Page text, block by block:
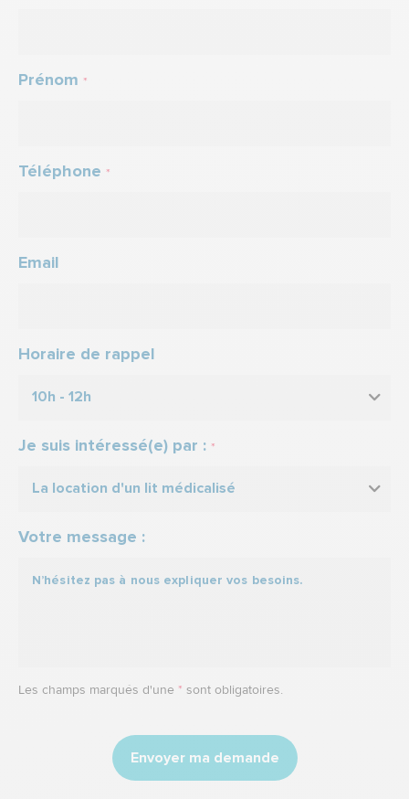
*
Prénom
*
Téléphone
Email
Horaire de rappel
10h - 12h
*
Je suis intéressé(e) par :
La location d'un lit médicalisé
Votre message :
Les champs marqués d'une * sont obligatoires.
Envoyer ma demande